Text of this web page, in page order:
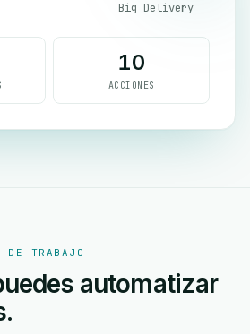
Big Delivery
10
ACCIONES
DE TRABAJO
automatizar